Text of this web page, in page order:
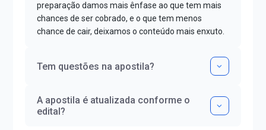
preparação damos mais ênfase ao que tem mais
chances de ser cobrado, e o que tem menos
chance de cair, deixamos o conteúdo mais enxuto.
Tem questões na apostila?
A apostila é atualizada conforme o
edital?